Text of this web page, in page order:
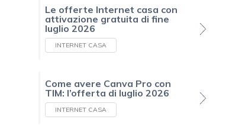
Le offerte Internet casa con
attivazione gratuita di fine
luglio 2026
INTERNET CASA
Come avere Canva Pro con
TIM: l’offerta di luglio 2026
INTERNET CASA